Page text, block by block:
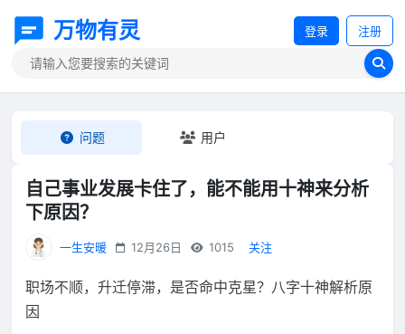
万物有灵 登录 注册
问题 用户
自己事业发展卡住了，能不能用十神来分析
下原因？
一生安暖 12月26日 1015 关注
职场不顺，升迁停滞，是否命中克星？八字十神解析原
因